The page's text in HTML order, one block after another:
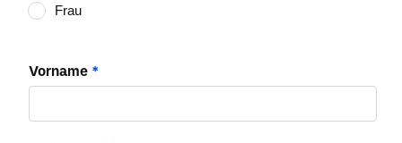
Frau
Vorname *